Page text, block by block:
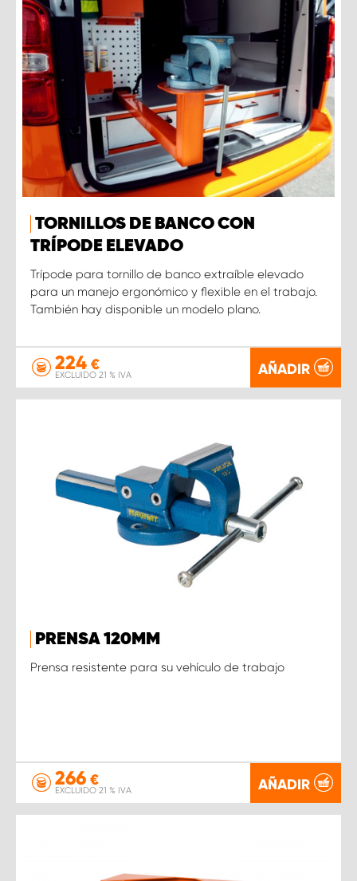
TORNILLOS DE BANCO CON
TRÍPODE ELEVADO
Trípode para tornillo de banco extraíble elevado
para un manejo ergonómico y flexible en el trabajo.
También hay disponible un modelo plano.
224 €
EXCLUIDO 21 % IVA AÑADIR
PRENSA 120MM
Prensa resistente para su vehículo de trabajo
266 €
EXCLUIDO 21 % IVA AÑADIR